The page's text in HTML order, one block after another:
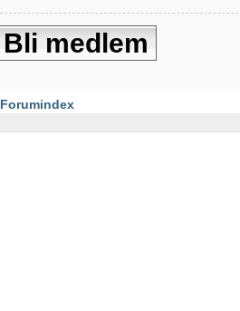
Bli medlem
Forumindex